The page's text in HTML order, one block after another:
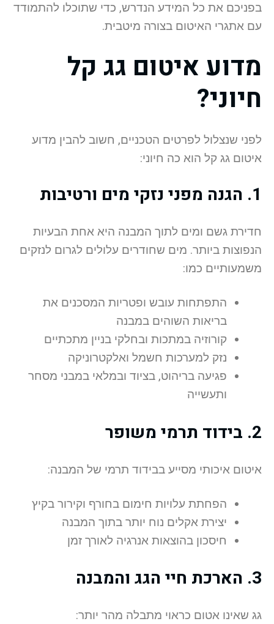
בפניכם את כל המידע הנדרש, כדי שתוכלו להתמודד
עם אתגרי האיטום בצורה מיטבית.
מדוע איטום גג קל
חיוני?
לפני שנצלול לפרטים הטכניים, חשוב להבין מדוע
איטום גג קל הוא כה חיוני:
1. הגנה מפני נזקי מים ורטיבות
חדירת גשם ומים לתוך המבנה היא אחת הבעיות
הנפוצות ביותר. מים שחודרים עלולים לגרום לנזקים
משמעותיים כמו:
התפתחות עובש ופטריות המסכנים את
בריאות השוהים במבנה
קורוזיה במתכות ובחלקי בניין מתכתיים
נזק למערכות חשמל ואלקטרוניקה
פגיעה בריהוט, בציוד ובמלאי במבני מסחר
ותעשייה
2. בידוד תרמי משופר
איטום איכותי מסייע בבידוד תרמי של המבנה:
הפחתת עלויות חימום בחורף וקירור בקיץ
יצירת אקלים נוח יותר בתוך המבנה
חיסכון בהוצאות אנרגיה לאורך זמן
3. הארכת חיי הגג והמבנה
גג שאינו אטום כראוי מתבלה מהר יותר: